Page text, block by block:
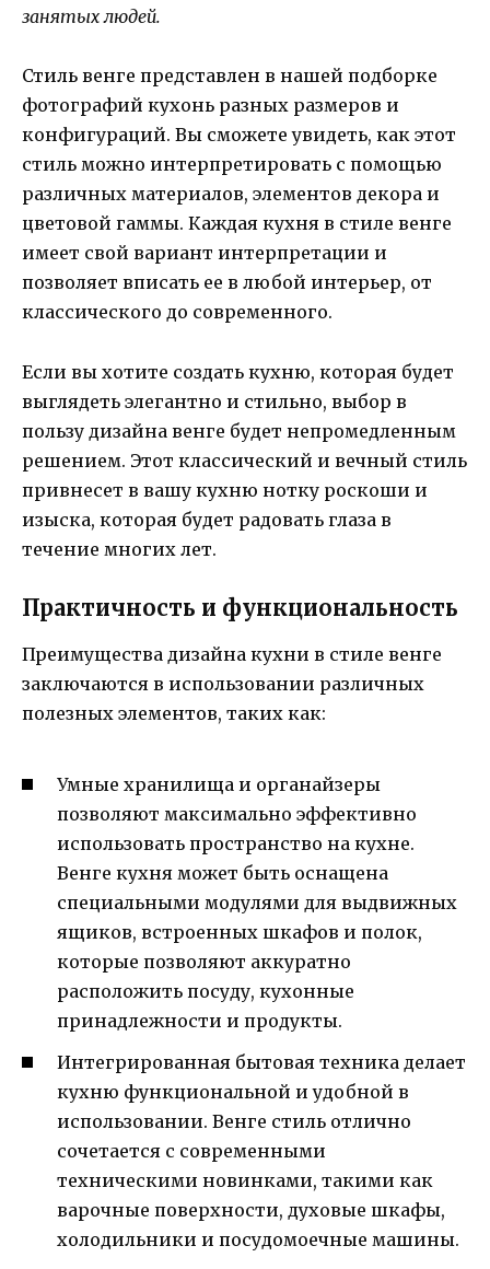
занятых людей.
Стиль венге представлен в нашей подборке
фотографий кухонь разных размеров и
конфигураций. Вы сможете увидеть, как этот
стиль можно интерпретировать с помощью
различных материалов, элементов декора и
цветовой гаммы. Каждая кухня в стиле венге
имеет свой вариант интерпретации и
позволяет вписать ее в любой интерьер, от
классического до современного.
Если вы хотите создать кухню, которая будет
выглядеть элегантно и стильно, выбор в
пользу дизайна венге будет непромедленным
решением. Этот классический и вечный стиль
привнесет в вашу кухню нотку роскоши и
изыска, которая будет радовать глаза в
течение многих лет.
Практичность и функциональность
Преимущества дизайна кухни в стиле венге
заключаются в использовании различных
полезных элементов, таких как:
Умные хранилища и органайзеры
позволяют максимально эффективно
использовать пространство на кухне.
Венге кухня может быть оснащена
специальными модулями для выдвижных
ящиков, встроенных шкафов и полок,
которые позволяют аккуратно
расположить посуду, кухонные
принадлежности и продукты.
Интегрированная бытовая техника делает
кухню функциональной и удобной в
использовании. Венге стиль отлично
сочетается с современными
техническими новинками, такими как
варочные поверхности, духовые шкафы,
холодильники и посудомоечные машины.